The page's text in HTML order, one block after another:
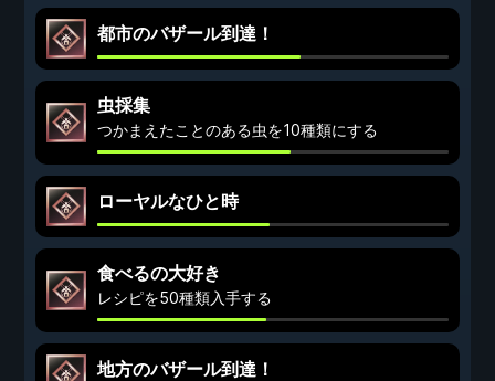
都市のバザール到達！
虫採集
つかまえたことのある虫を10種類にする
ローヤルなひと時
食べるの大好き
レシピを50種類入手する
地方のバザール到達！